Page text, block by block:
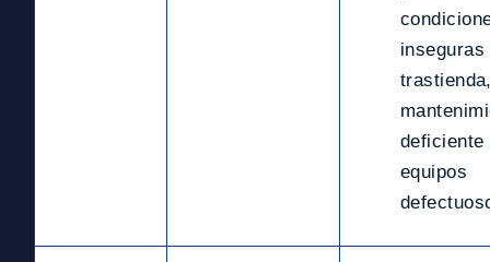
inseguras
deficiente
equipos